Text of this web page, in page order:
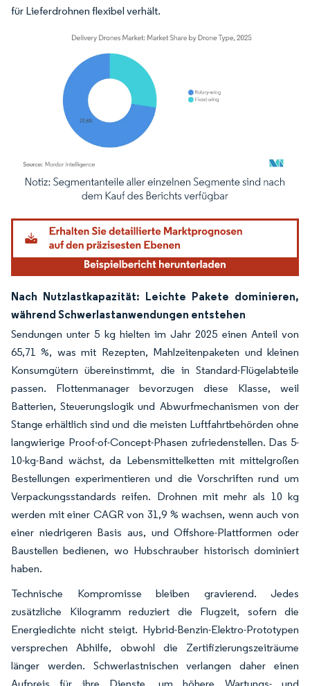
für Lieferdrohnen flexibel verhält.
Bild © Mordor Intelligence. Wiederverwendung erfordert Namensnennung
Nach Nutzlastkapazität: Leichte Pakete dominieren,
während Schwerlastanwendungen entstehen
Sendungen unter 5 kg hielten im Jahr 2025 einen Anteil von
65,71 %, was mit Rezepten, Mahlzeitenpaketen und kleinen
Konsumgütern übereinstimmt, die in Standard-Flügelabteile
passen. Flottenmanager bevorzugen diese Klasse, weil
Batterien, Steuerungslogik und Abwurfmechanismen von der
Stange erhältlich sind und die meisten Luftfahrtbehörden ohne
langwierige Proof-of-Concept-Phasen zufriedenstellen. Das 5-
10-kg-Band wächst, da Lebensmittelketten mit mittelgroßen
Bestellungen experimentieren und die Vorschriften rund um
Verpackungsstandards reifen. Drohnen mit mehr als 10 kg
werden mit einer CAGR von 31,9 % wachsen, wenn auch von
einer niedrigeren Basis aus, und Offshore-Plattformen oder
Baustellen bedienen, wo Hubschrauber historisch dominiert
haben.
Technische Kompromisse bleiben gravierend. Jedes
zusätzliche Kilogramm reduziert die Flugzeit, sofern die
Energiedichte nicht steigt. Hybrid-Benzin-Elektro-Prototypen
versprechen Abhilfe, obwohl die Zertifizierungszeiträume
länger werden. Schwerlastnischen verlangen daher einen